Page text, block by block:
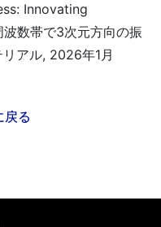
Innovating
数帯で3次元方向の振
アル, 2026年1月
戻る